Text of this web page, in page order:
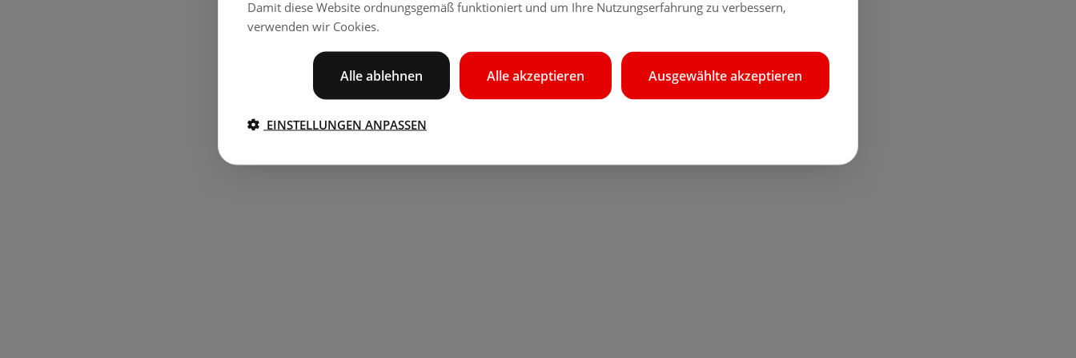
Damit diese Website ordnungsgemäß funktioniert und um Ihre Nutzungserfahrung zu verbessern,
verwenden wir Cookies.
Ausgewählte akzeptieren
Alle akzeptieren
Alle ablehnen
EINSTELLUNGEN ANPASSEN